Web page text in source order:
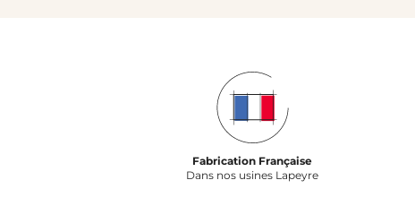
Fabrication Française
Dans nos usines Lapeyre